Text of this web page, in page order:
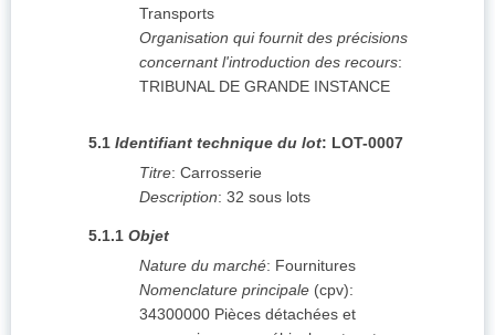
Transports
Organisation qui fournit des précisions
concernant l'introduction des recours:
TRIBUNAL DE GRANDE INSTANCE
5.1 Identifiant technique du lot: LOT-0007
Titre: Carrosserie
Description: 32 sous lots
5.1.1 Objet
Nature du marché: Fournitures
Nomenclature principale (cpv):
34300000 Pièces détachées et